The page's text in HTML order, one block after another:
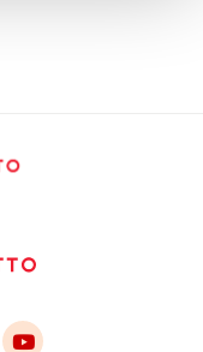
to instagram
Link to youtube